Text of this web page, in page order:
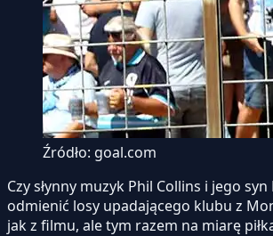
Źródło: goal.com
Czy słynny muzyk Phil Collins i jego
odmienić losy upadającego klubu z
jak z filmu, ale tym razem na miarę